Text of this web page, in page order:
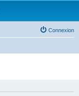
Connexion